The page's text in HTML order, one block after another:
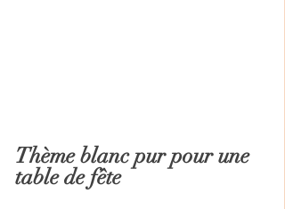
Thème blanc pur pour une
table de fête